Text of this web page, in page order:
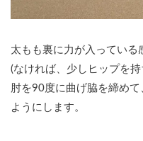
太もも裏に力が入っている
(なければ、少しヒップを
肘を90度に曲げ脇を締め
ようにします。